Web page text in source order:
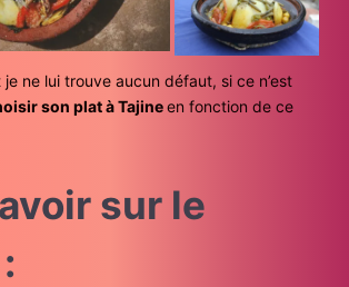
je ne lui trouve aucun défaut, si ce n’est
son plat à Tajineen fonction de ce
sur le